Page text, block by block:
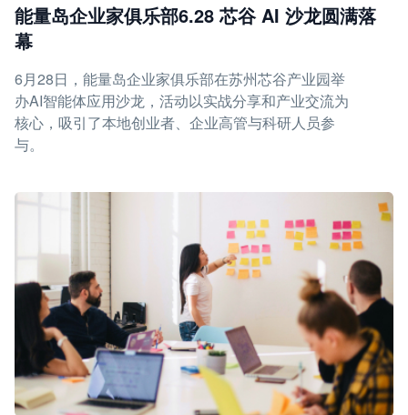
能量岛企业家俱乐部6.28 芯谷 AI 沙龙圆满落
幕
6月28日，能量岛企业家俱乐部在苏州芯谷产业园举
办AI智能体应用沙龙，活动以实战分享和产业交流为
核心，吸引了本地创业者、企业高管与科研人员参
与。